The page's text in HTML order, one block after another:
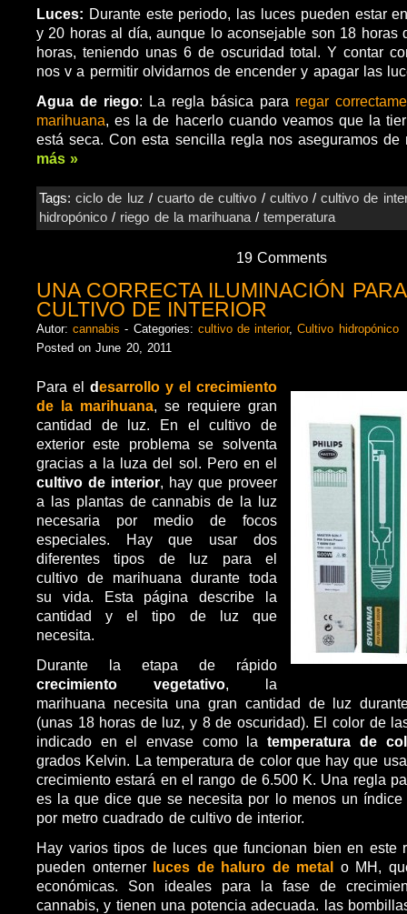
Luces: Durante este periodo, las luces pueden estar
y 20 horas al día, aunque lo aconsejable son 18 horas
horas, teniendo unas 6 de oscuridad total. Y contar
nos v a permitir olvidarnos de encender y apagar las
Agua de riego: La regla básica para regar
marihuana, es la de hacerlo cuando veamos que la
está seca. Con esta sencilla regla nos aseguramos
más »
Tags:ciclo de luz /cuarto de cultivo / cultivo/cultivo de
hidropónico / riego de la marihuana /temperatura
19 Comments
UNA CORRECTA ILUMINACIÓN
CULTIVO DE INTERIOR
Autor:cannabis - Categories: cultivo de interior,Cultivo hidropónico
Posted on June 20, 2011
Para el desarrollo y el crecimiento
de la marihuana, se requiere gran
cantidad de luz. En el cultivo de
exterior este problema se solventa
gracias a la luza del sol. Pero en el
cultivo de interior, hay que proveer
a las plantas de cannabis de la luz
necesaria por medio de focos
especiales. Hay que usar dos
diferentes tipos de luz para el
cultivo de marihuana durante toda
su vida. Esta página describe la
cantidad y el tipo de luz que
necesita.
Durante la etapa de rápido
crecimiento vegetativo, la
marihuana necesita una gran cantidad de luz
(unas 18 horas de luz, y 8 de oscuridad). El color de
indicado en el envase como latemperatura de
grados Kelvin. La temperatura de color que hay que
crecimiento estará en el rango de 6.500 K. Una regla
es la que dice que se necesita por lo menos un índice
por metro cuadrado de cultivo de interior.
Hay varios tipos de luces que funcionan bien en este
pueden onterner luces de haluro de metal o MH,
económicas. Son ideales para la fase de
cannabis, y tienen una potencia adecuada. las